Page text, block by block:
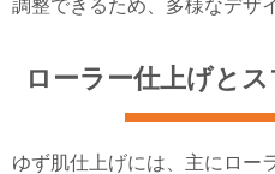
調整できるため、多様なデザ
ローラー仕上げと
ゆず肌仕上げには、主にロー